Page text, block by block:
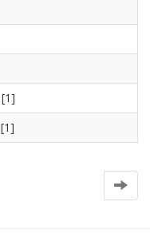
[1]
[1]